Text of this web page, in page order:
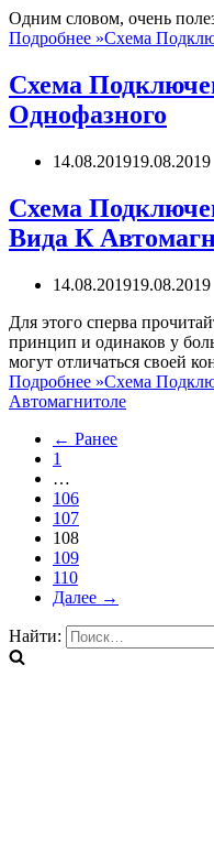
Одним словом, очень
Подробнее »Схема
Схема
Однофазного
14.08.201919.08.2019
Схема
Вида К
14.08.201919.08.2019
Для этого сперва
принцип и одинаков у
могут отличаться своей
Подробнее »Схема
Автомагнитоле
← Ранее
1
…
106
107
108
109
110
Далее →
Найти: